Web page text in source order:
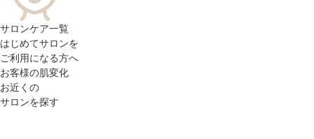
サロンケア一覧
はじめてサロンを
ご利用になる方へ
お客様の肌変化
お近くの
サロンを探す